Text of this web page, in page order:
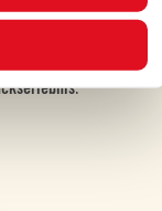
können Sie
möchten und die
finden Sie in
individuelle
.